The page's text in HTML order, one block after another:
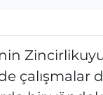
çalışmalar